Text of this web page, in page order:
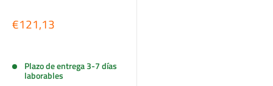
Precio
de
€121,13
Plazo de entrega 3-7 días
laborables